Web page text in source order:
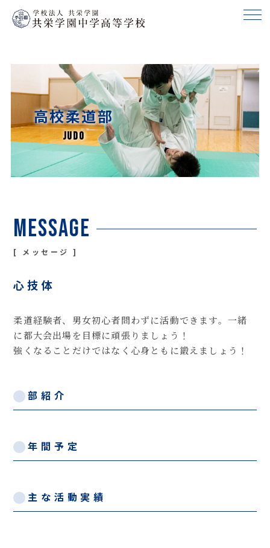
高校柔道部
Message
メッセージ
心技体
柔道経験者、男女初心者問わずに活動できます。一緒
に都大会出場を目標に頑張りましょう！
強くなることだけではなく心身ともに鍛えましょう！
部紹介
年間予定
主な活動実績